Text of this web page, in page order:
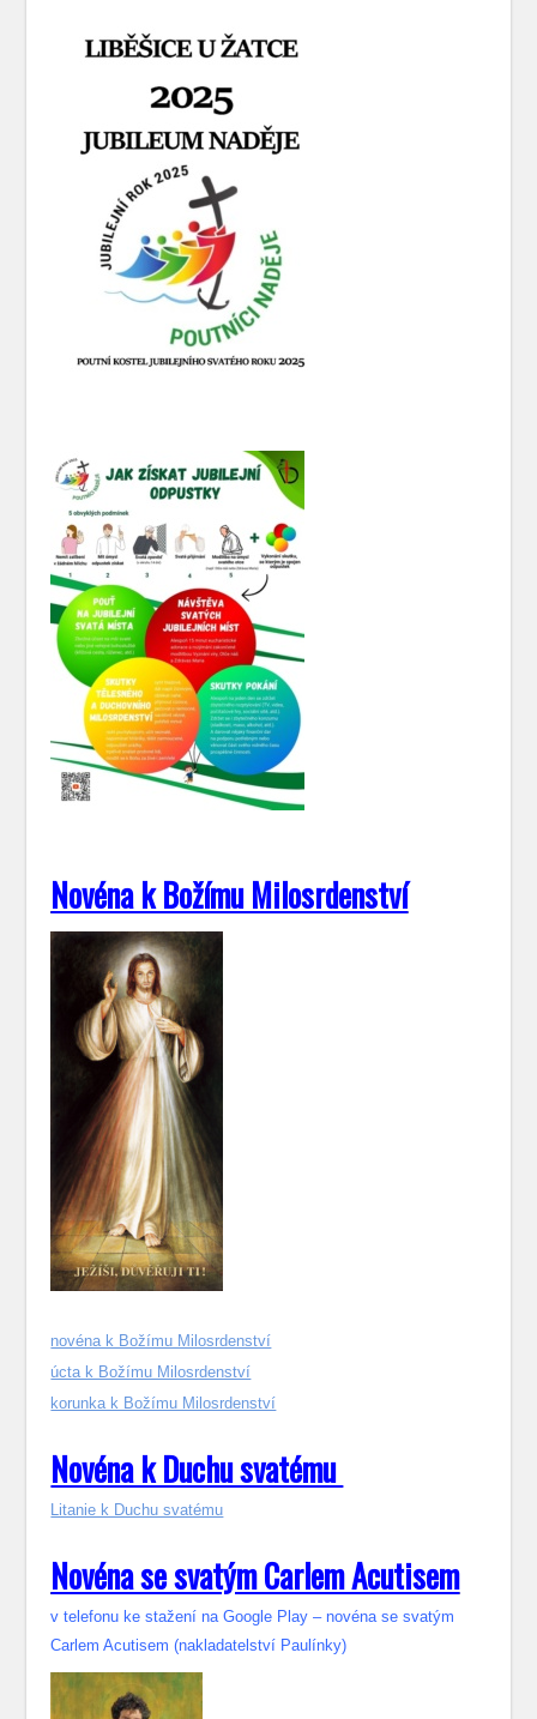
Novéna k Božímu Milosrdenství
novéna k Božímu Milosrdenství
úcta k Božímu Milosrdenství
korunka k Božímu Milosrdenství
Novéna k Duchu svatému
Litanie k Duchu svatému
Novéna se svatým Carlem Acutisem
v telefonu ke stažení na Google Play – novéna se svatým
Carlem Acutisem (nakladatelství Paulínky)